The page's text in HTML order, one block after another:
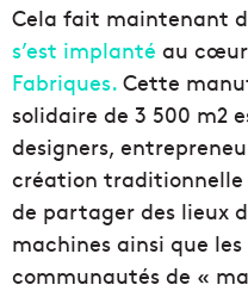
Cela fait maintenant
s’est implanté au
Fabriques. Cette
solidaire de 3 500 m2
designers,
création traditionnelle
de partager des lieux
machines ainsi que
communautés de «